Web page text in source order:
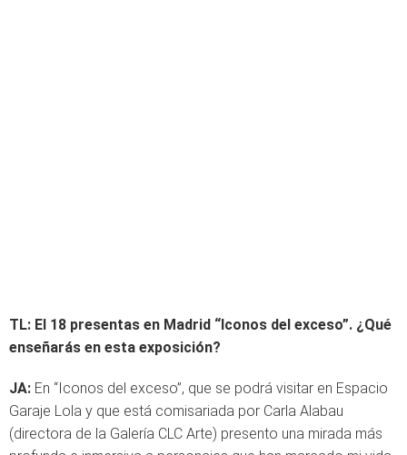
TL: El 18 presentas en Madrid “Iconos del exceso”. ¿Qué
enseñarás en esta exposición?
JA: En “Iconos del exceso”, que se podrá visitar en Espacio
Garaje Lola y que está comisariada por Carla Alabau
(directora de la Galería CLC Arte) presento una mirada más